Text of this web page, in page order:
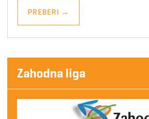
PREBERI →
Zahodna liga